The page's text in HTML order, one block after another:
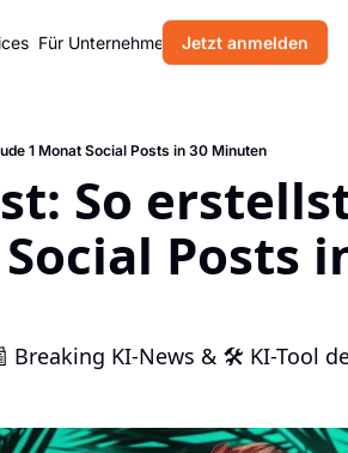
Für Unternehmen Blog Über uns
Jetzt anmelden
1 Monat Social Posts in 30 Minuten
So
Posts
Breaking KI-News & 🛠 KI-Tool